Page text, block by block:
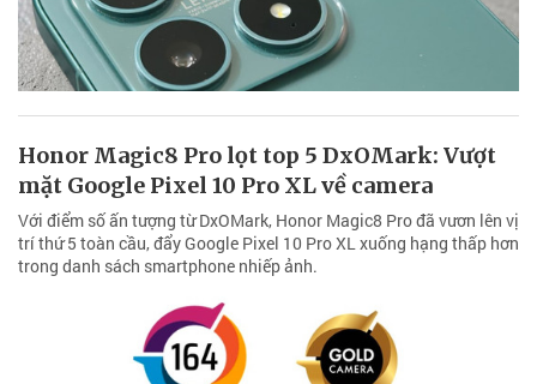
Honor Magic8 Pro lọt top 5 DxOMark: Vượt
mặt Google Pixel 10 Pro XL về camera
Với điểm số ấn tượng từ DxOMark, Honor Magic8 Pro đã vươn lên vị
trí thứ 5 toàn cầu, đẩy Google Pixel 10 Pro XL xuống hạng thấp hơn
trong danh sách smartphone nhiếp ảnh.